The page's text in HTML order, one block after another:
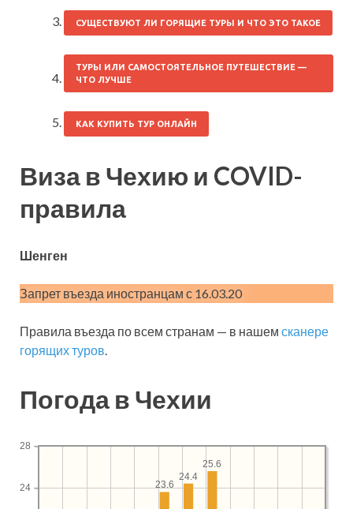
СУЩЕСТВУЮТ ЛИ ГОРЯЩИЕ ТУРЫ И ЧТО ЭТО ТАКОЕ
ТУРЫ ИЛИ САМОСТОЯТЕЛЬНОЕ ПУТЕШЕСТВИЕ —
ЧТО ЛУЧШЕ
КАК КУПИТЬ ТУР ОНЛАЙН
Виза в Чехию и COVID-
правила
Шенген
Запрет въезда иностранцам с 16.03.20
Правила въезда по всем странам — в нашем сканере
горящих туров.
Погода в Чехии